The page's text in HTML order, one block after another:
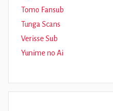
Tomo Fansub
Tunga Scans
Verisse Sub
Yunime no Ai